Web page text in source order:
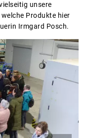
unsere
Produkte hier
Irmgard Posch.